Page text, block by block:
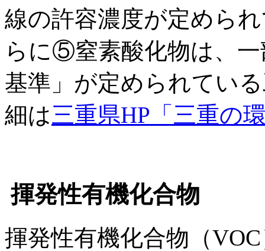
線の許容濃度が定めら
らに⑤窒素酸化物は、
基準」が定められてい
細は三重県HP「三重の
揮発性有機化合物
揮発性有機化合物（